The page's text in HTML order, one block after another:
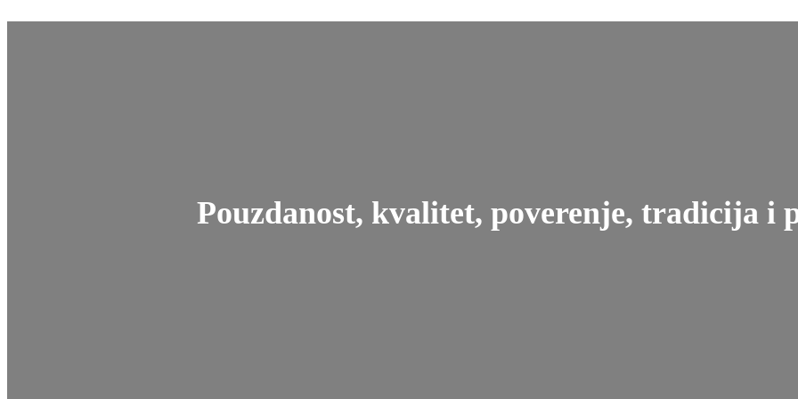
Pouzdanost, kvalitet, poverenje, tradicija i